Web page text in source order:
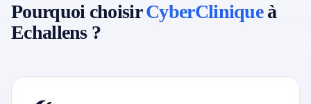
Pourquoi choisirCyberCliniqueà
Echallens ?